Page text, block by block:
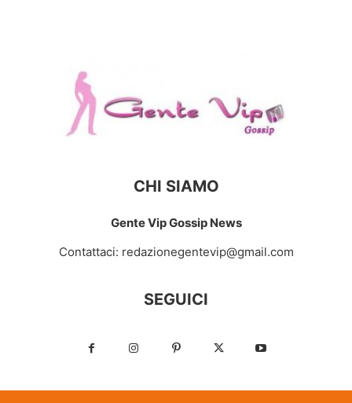
CHI SIAMO
Gente Vip Gossip News
Contattaci: redazionegentevip@gmail.com
SEGUICI